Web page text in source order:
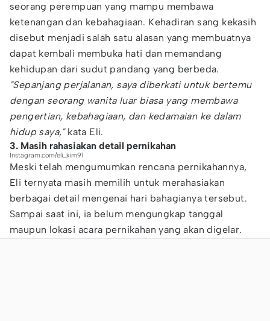
seorang perempuan yang mampu membawa
ketenangan dan kebahagiaan. Kehadiran sang kekasih
disebut menjadi salah satu alasan yang membuatnya
dapat kembali membuka hati dan memandang
kehidupan dari sudut pandang yang berbeda.
"Sepanjang perjalanan, saya diberkati untuk bertemu
dengan seorang wanita luar biasa yang membawa
pengertian, kebahagiaan, dan kedamaian ke dalam
hidup saya," kata Eli.
3. Masih rahasiakan detail pernikahan
Instagram.com/eli_kim91
Meski telah mengumumkan rencana pernikahannya,
Eli ternyata masih memilih untuk merahasiakan
berbagai detail mengenai hari bahagianya tersebut.
Sampai saat ini, ia belum mengungkap tanggal
maupun lokasi acara pernikahan yang akan digelar.